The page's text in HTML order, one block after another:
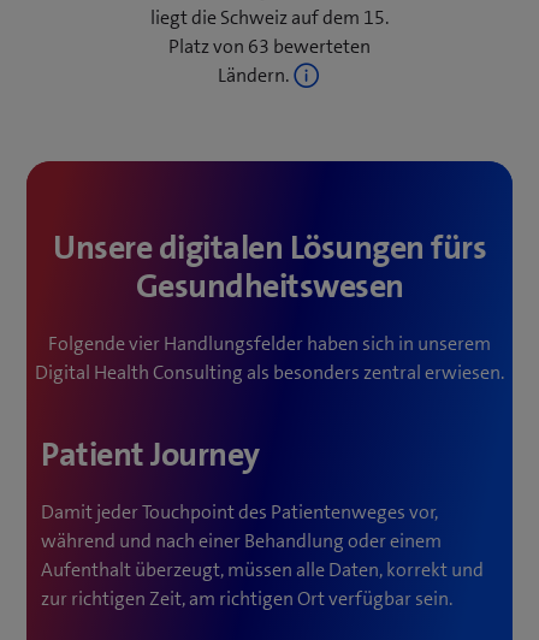
um alle diese Herausforderungen erfolgreich zu
bewältigen und in Chancen zu transformieren.
Genau hier setzt das Digital Health Consulting von
liegt die Schweiz auf dem 15.
Platz von 63 bewerteten
Ländern.
Unsere digitalen Lösungen fürs
Gesundheitswesen
Folgende vier Handlungsfelder haben sich in unserem
Digital Health Consulting als besonders zentral erwiesen.
Patient Journey
Damit jeder Touchpoint des Patientenweges vor,
während und nach einer Behandlung oder einem
Aufenthalt überzeugt, müssen alle Daten, korrekt und
zur richtigen Zeit, am richtigen Ort verfügbar sein.